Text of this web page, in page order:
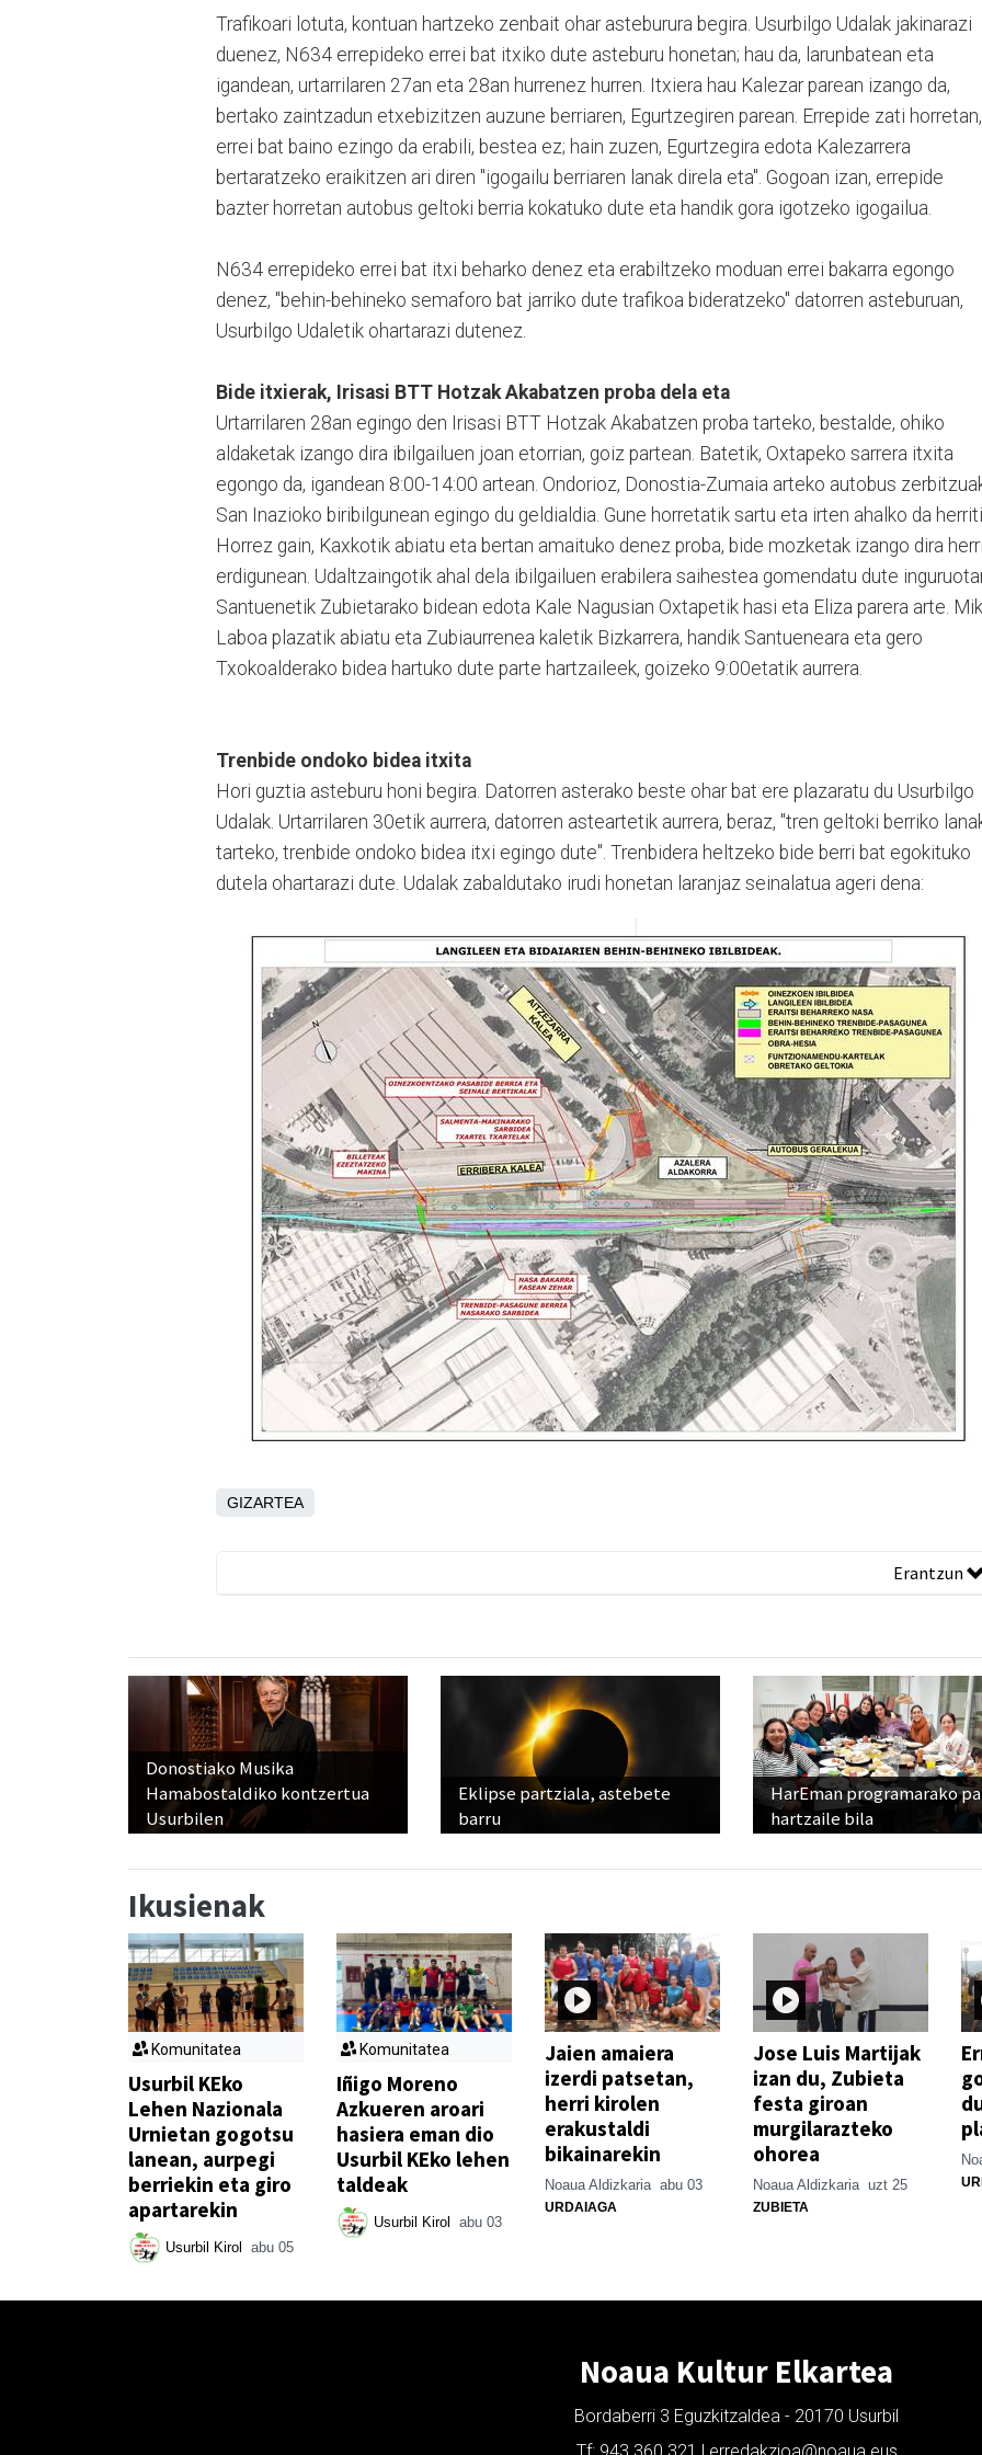
Trafikoari lotuta, kontuan hartzeko zenbait ohar asteburura begira. Usurbilgo Udalak jakinarazi
duenez, N634 errepideko errei bat itxiko dute asteburu honetan; hau da, larunbatean eta
igandean, urtarrilaren 27an eta 28an hurrenez hurren. Itxiera hau Kalezar parean izango da,
bertako zaintzadun etxebizitzen auzune berriaren, Egurtzegiren parean. Errepide zati horretan,
errei bat baino ezingo da erabili, bestea ez; hain zuzen, Egurtzegira edota Kalezarrera
bertaratzeko eraikitzen ari diren "igogailu berriaren lanak direla eta". Gogoan izan, errepide
bazter horretan autobus geltoki berria kokatuko dute eta handik gora igotzeko igogailua.
N634 errepideko errei bat itxi beharko denez eta erabiltzeko moduan errei bakarra egongo
denez, "behin-behineko semaforo bat jarriko dute trafikoa bideratzeko" datorren asteburuan,
Usurbilgo Udaletik ohartarazi dutenez.
Bide itxierak, Irisasi BTT Hotzak Akabatzen proba dela eta
Urtarrilaren 28an egingo den Irisasi BTT Hotzak Akabatzen proba tarteko, bestalde, ohiko
aldaketak izango dira ibilgailuen joan etorrian, goiz partean. Batetik, Oxtapeko sarrera itxita
egongo da, igandean 8:00-14:00 artean. Ondorioz, Donostia-Zumaia arteko autobus
San Inazioko biribilgunean egingo du geldialdia. Gune horretatik sartu eta irten ahalko da
Horrez gain, Kaxkotik abiatu eta bertan amaituko denez proba, bide mozketak izango dira herri
erdigunean. Udaltzaingotik ahal dela ibilgailuen erabilera saihestea gomendatu dute
Santuenetik Zubietarako bidean edota Kale Nagusian Oxtapetik hasi eta Eliza parera arte.
Laboa plazatik abiatu eta Zubiaurrenea kaletik Bizkarrera, handik Santueneara eta gero
Txokoalderako bidea hartuko dute parte hartzaileek, goizeko 9:00etatik aurrera.
Trenbide ondoko bidea itxita
Hori guztia asteburu honi begira. Datorren asterako beste ohar bat ere plazaratu du Usurbilgo
Udalak. Urtarrilaren 30etik aurrera, datorren asteartetik aurrera, beraz, "tren geltoki berriko
tarteko, trenbide ondoko bidea itxi egingo dute". Trenbidera heltzeko bide berri bat egokituko
dutela ohartarazi dute. Udalak zabaldutako irudi honetan laranjaz seinalatua ageri dena:
GIZARTEA
Erantzun
Donostiako Musika
Hamabostaldiko kontzertua
Usurbilen
Eklipse partziala, astebete
barru
HarEman programarako
hartzaile bila
Ikusienak
Komunitatea
Usurbil KEko
Lehen Nazionala
Urnietan gogotsu
lanean, aurpegi
berriekin eta giro
apartarekin
Usurbil Kirol abu 05
Komunitatea
Iñigo Moreno
Azkueren aroari
hasiera eman dio
Usurbil KEko lehen
taldeak
Usurbil Kirol abu 03
Jaien amaiera
izerdi patsetan,
herri kirolen
erakustaldi
bikainarekin
Noaua Aldizkaria abu 03
URDAIAGA
Jose Luis Martijak
izan du, Zubieta
festa giroan
murgilarazteko
ohorea
Noaua Aldizkaria uzt 25
ZUBIETA
Noaua Kultur Elkartea
Bordaberri 3 Eguzkitzaldea - 20170 Usurbil